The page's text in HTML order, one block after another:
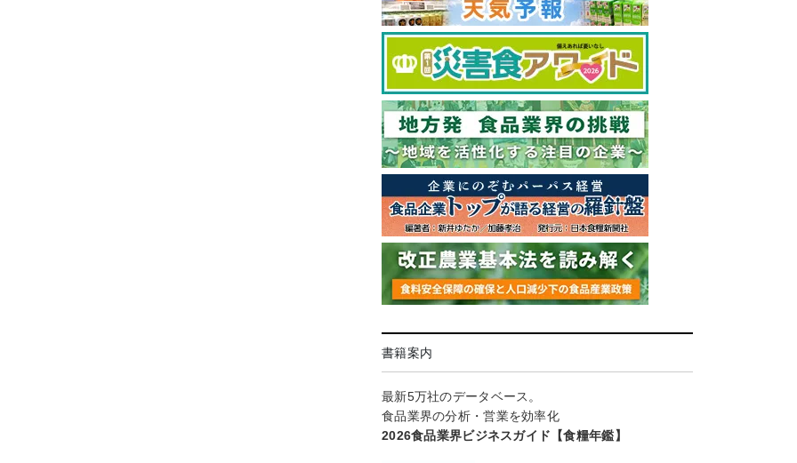
書籍案内
最新5万社のデータベース。
食品業界の分析・営業を効率化
2026食品業界ビジネスガイド【食糧年鑑】